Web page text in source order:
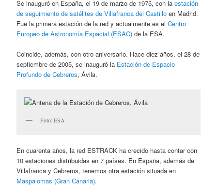
Se inauguró en España, el 19 de marzo de 1975, con laestación
de seguimiento de satélites de Villafranca del Castillo en Madrid.
Fue la primera estación de la red y actualmente es elCentro
Europeo de Astronomía Espacial (ESAC) de la ESA.
Coincide, además, con otro aniversario. Hace diez años, el 28 de
septiembre de 2005, se inauguró la Estación de Espacio
Profundo de Cebreros, Ávila.
Foto: ESA
En cuarenta años, la red ESTRACK ha crecido hasta contar con
10 estaciones distribuidas en 7 países. En España, además de
Villafranca y Cebreros, tenemos otra estación situada en
Maspalomas (Gran Canaria).